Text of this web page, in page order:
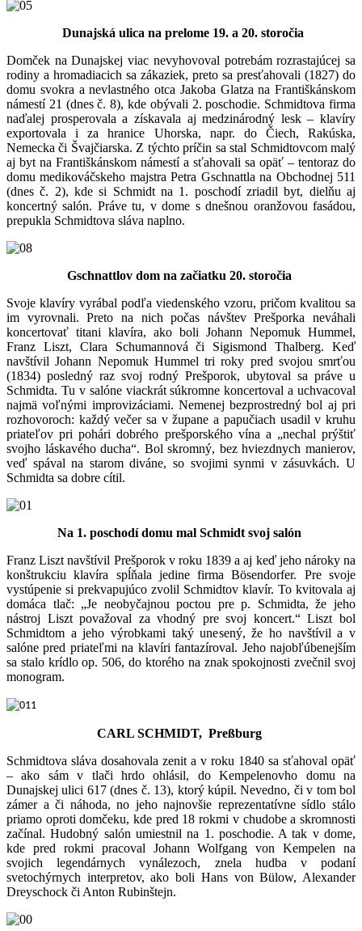
Dunajská ulica na prelome 19. a 20. storočia
Domček na Dunajskej viac nevyhovoval potrebám rozrastajúcej sa
rodiny a hromadiacich sa zákaziek, preto sa presťahovali (1827) do
domu svokra a nevlastného otca Jakoba Glatza na Františkánskom
námestí 21 (dnes č. 8), kde obývali 2. poschodie. Schmidtova firma
naďalej prosperovala a získavala aj medzinárodný lesk – klavíry
exportovala i za hranice Uhorska, napr. do Čiech, Rakúska,
Nemecka či Švajčiarska. Z týchto príčin sa stal Schmidtovcom malý
aj byt na Františkánskom námestí a sťahovali sa opäť – tentoraz do
domu medikováčskeho majstra Petra Gschnattla na Obchodnej 511
(dnes č. 2), kde si Schmidt na 1. poschodí zriadil byt, dielňu aj
koncertný salón. Práve tu, v dome s dnešnou oranžovou fasádou,
prepukla Schmidtova sláva naplno.
Gschnattlov dom na začiatku 20. storočia
Svoje klavíry vyrábal podľa viedenského vzoru, pričom kvalitou sa
im vyrovnali. Preto na nich počas návštev Prešporka neváhali
koncertovať titani klavíra, ako boli Johann Nepomuk Hummel,
Franz Liszt, Clara Schumannová či Sigismond Thalberg. Keď
navštívil Johann Nepomuk Hummel tri roky pred svojou smrťou
(1834) posledný raz svoj rodný Prešporok, ubytoval sa práve u
Schmidta. Tu v salóne viackrát súkromne koncertoval a uchvacoval
najmä voľnými improvizáciami. Nemenej bezprostredný bol aj pri
rozhovoroch: každý večer sa v župane a papučiach usadil v kruhu
priateľov pri pohári dobrého prešporského vína a „nechal prýštiť
svojho láskavého ducha“. Bol skromný, bez hviezdnych manierov,
veď spával na starom diváne, so svojimi synmi v zásuvkách. U
Schmidta sa dobre cítil.
Na 1. poschodí domu mal Schmidt svoj salón
Franz Liszt navštívil Prešporok v roku 1839 a aj keď jeho nároky na
konštrukciu klavíra spĺňala jedine firma Bösendorfer. Pre svoje
vystúpenie si prekvapujúco zvolil Schmidtov klavír. To kvitovala aj
domáca tlač: „Je neobyčajnou poctou pre p. Schmidta, že jeho
nástroj Liszt považoval za vhodný pre svoj koncert.“ Liszt bol
Schmidtom a jeho výrobkami taký unesený, že ho navštívil a v
salóne pred priateľmi na klavíri fantazíroval. Jeho najobľúbenejším
sa stalo krídlo op. 506, do ktorého na znak spokojnosti zvečnil svoj
monogram.
CARL SCHMIDT, Preßburg
Schmidtova sláva dosahovala zenit a v roku 1840 sa sťahoval opäť
– ako sám v tlači hrdo ohlásil, do Kempelenovho domu na
Dunajskej ulici 617 (dnes č. 13), ktorý kúpil. Nevedno, či v tom bol
zámer a či náhoda, no jeho najnovšie reprezentatívne sídlo stálo
priamo oproti domčeku, kde pred 18 rokmi v chudobe a skromnosti
začínal. Hudobný salón umiestnil na 1. poschodie. A tak v dome,
kde pred rokmi pracoval Johann Wolfgang von Kempelen na
svojich legendárnych vynálezoch, znela hudba v podaní
svetochýrnych interpretov, ako boli Hans von Bülow, Alexander
Dreyschock či Anton Rubinštejn.